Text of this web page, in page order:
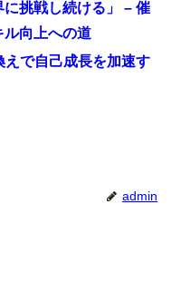
に挑戦し続ける」 – 催
ル向上への道
えで自己成長を加速す
admin